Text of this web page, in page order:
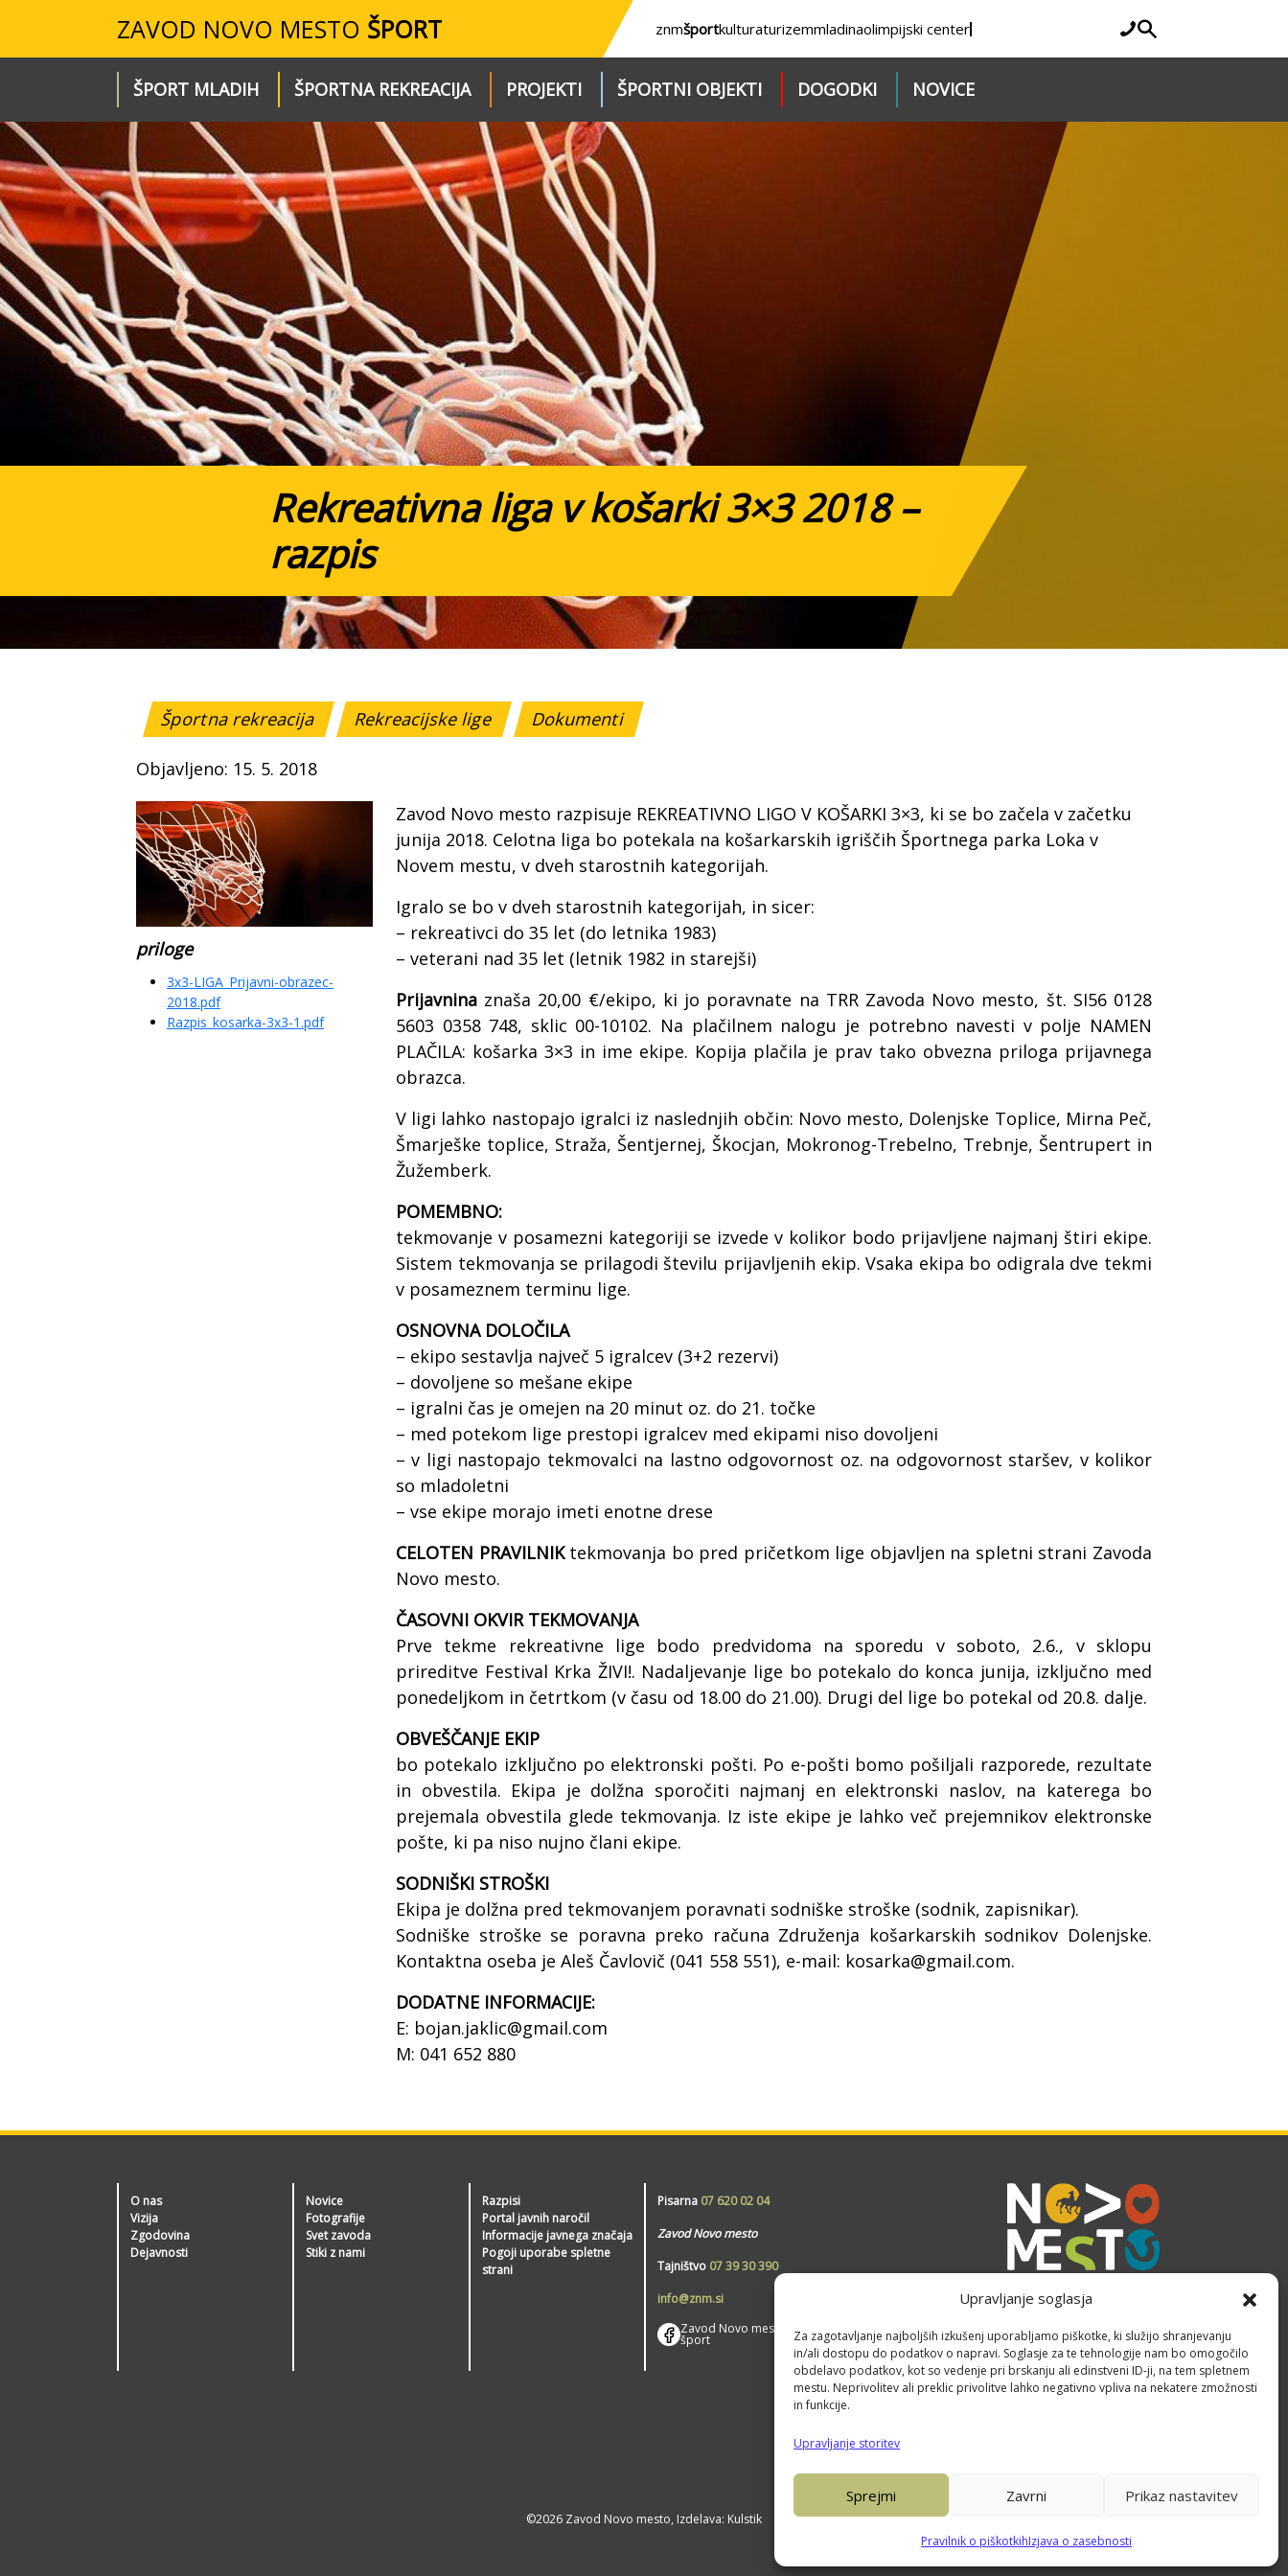
Upravljanje soglasja
Za zagotavljanje najboljših izkušenj uporabljamo piškotke, ki služijo shranjevanju
in/ali dostopu do podatkov o napravi. Soglasje za te tehnologije nam bo omogočilo
obdelavo podatkov, kot so vedenje pri brskanju ali edinstveni ID-ji, na tem spletnem
mestu. Neprivolitev ali preklic privolitve lahko negativno vpliva na nekatere zmožnosti
in funkcije.
Upravljanje storitev
Sprejmi Zavrni Prikaz nastavitev
Pravilnik o piškotkihIzjava o zasebnosti
ZAVOD NOVO MESTO ŠPORT znmšportkulturaturizemmladinaolimpijski center
ŠPORT MLADIH ŠPORTNA REKREACIJA PROJEKTI ŠPORTNI OBJEKTI DOGODKI NOVICE
Rekreativna liga v košarki 3×3 2018 –
razpis
Športna rekreacija Rekreacijske lige Dokumenti
Objavljeno: 15. 5. 2018
priloge
3x3-LIGA_Prijavni-obrazec-
2018.pdf
Razpis_kosarka-3x3-1.pdf
Zavod Novo mesto razpisuje REKREATIVNO LIGO V KOŠARKI 3×3, ki se bo začela v začetku
junija 2018. Celotna liga bo potekala na košarkarskih igriščih Športnega parka Loka v
Novem mestu, v dveh starostnih kategorijah.
Igralo se bo v dveh starostnih kategorijah, in sicer:
– rekreativci do 35 let (do letnika 1983)
– veterani nad 35 let (letnik 1982 in starejši)
Prijavnina znaša 20,00 €/ekipo, ki jo poravnate na TRR Zavoda Novo mesto, št. SI56 0128
5603 0358 748, sklic 00-10102. Na plačilnem nalogu je potrebno navesti v polje NAMEN
PLAČILA: košarka 3×3 in ime ekipe. Kopija plačila je prav tako obvezna priloga prijavnega
obrazca.
V ligi lahko nastopajo igralci iz naslednjih občin: Novo mesto, Dolenjske Toplice, Mirna Peč,
Šmarješke toplice, Straža, Šentjernej, Škocjan, Mokronog-Trebelno, Trebnje, Šentrupert in
Žužemberk.
POMEMBNO:
tekmovanje v posamezni kategoriji se izvede v kolikor bodo prijavljene najmanj štiri ekipe.
Sistem tekmovanja se prilagodi številu prijavljenih ekip. Vsaka ekipa bo odigrala dve tekmi
v posameznem terminu lige.
OSNOVNA DOLOČILA
– ekipo sestavlja največ 5 igralcev (3+2 rezervi)
– dovoljene so mešane ekipe
– igralni čas je omejen na 20 minut oz. do 21. točke
– med potekom lige prestopi igralcev med ekipami niso dovoljeni
– v ligi nastopajo tekmovalci na lastno odgovornost oz. na odgovornost staršev, v kolikor
so mladoletni
– vse ekipe morajo imeti enotne drese
CELOTEN PRAVILNIKtekmovanja bo pred pričetkom lige objavljen na spletni strani Zavoda
Novo mesto.
ČASOVNI OKVIR TEKMOVANJA
Prve tekme rekreativne lige bodo predvidoma na sporedu v soboto, 2.6., v sklopu
prireditve Festival Krka ŽIVI!. Nadaljevanje lige bo potekalo do konca junija, izključno med
ponedeljkom in četrtkom (v času od 18.00 do 21.00). Drugi del lige bo potekal od 20.8. dalje.
OBVEŠČANJE EKIP
bo potekalo izključno po elektronski pošti. Po e-pošti bomo pošiljali razporede, rezultate
in obvestila. Ekipa je dolžna sporočiti najmanj en elektronski naslov, na katerega bo
prejemala obvestila glede tekmovanja. Iz iste ekipe je lahko več prejemnikov elektronske
pošte, ki pa niso nujno člani ekipe.
SODNIŠKI STROŠKI
Ekipa je dolžna pred tekmovanjem poravnati sodniške stroške (sodnik, zapisnikar).
Sodniške stroške se poravna preko računa Združenja košarkarskih sodnikov Dolenjske.
Kontaktna oseba je Aleš Čavlovič (041 558 551), e-mail: kosarka@gmail.com.
DODATNE INFORMACIJE:
E: bojan.jaklic@gmail.com
M: 041 652 880
O nas
Vizija
Zgodovina
Dejavnosti
Novice
Fotografije
Svet zavoda
Stiki z nami
Razpisi
Portal javnih naročil
Informacije javnega značaja
Pogoji uporabe spletne
strani
Pisarna 07 620 02 04
Zavod Novo mesto
Tajništvo 07 39 30 390
info@znm.si
Zavod Novo mesto –
šport
©2026 Zavod Novo mesto, Izdelava: Kulstik